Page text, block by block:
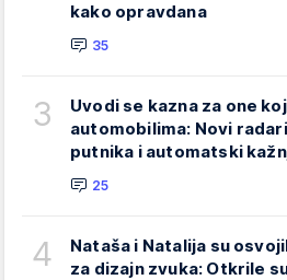
kako opravdana
35
3
Uvodi se kazna za one
automobilima: Novi
putnika i automatski
25
4
Nataša i Natalija su
za dizajn zvuka: Otkrile